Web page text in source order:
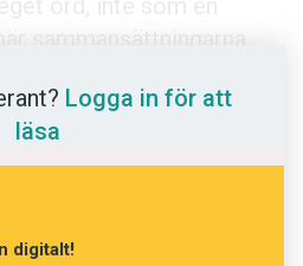
sammansättningarna
Språkrådet
Logga in för att
läsa
digitalt!